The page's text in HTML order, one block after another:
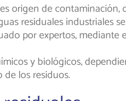
origen de contaminación,
residuales industriales
por expertos, mediante
y biológicos,
los residuos.